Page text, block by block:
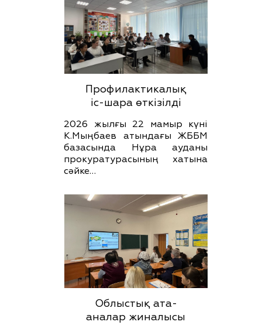
Профилактикалық
іс-шара өткізілді
2026 жылғы 22 мамыр күні
К.Мыңбаев атындағы ЖББМ
базасында Нұра ауданы
прокуратурасының хатына
сәйке…
Облыстық ата-
аналар жиналысы